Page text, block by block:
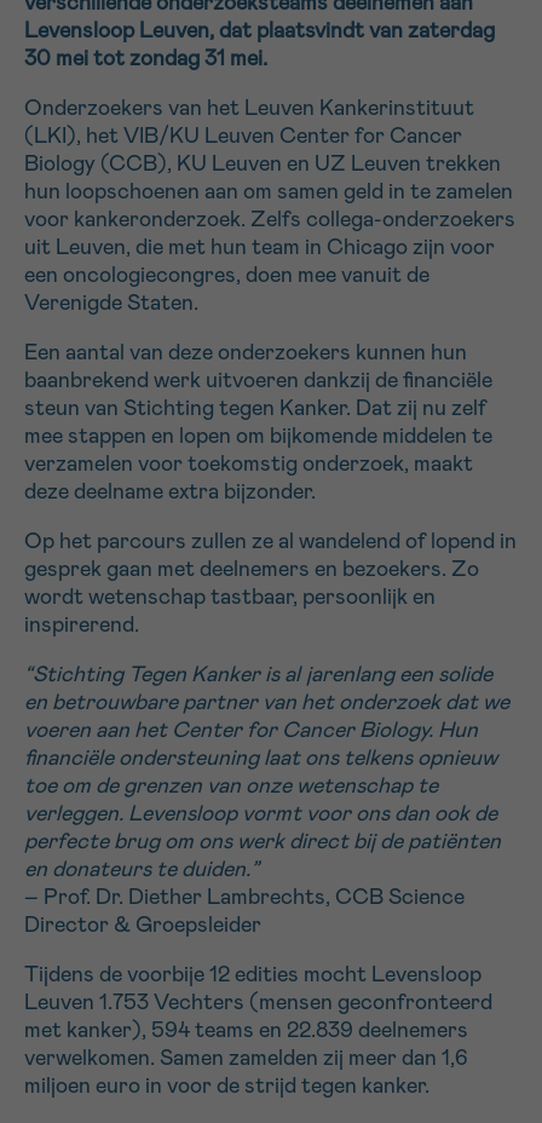
Levensloop Leuven, dat plaatsvindt van zaterdag
30 mei tot zondag 31 mei.
Onderzoekers van het Leuven Kankerinstituut
(LKI), het VIB/KU Leuven Center for Cancer
Biology (CCB), KU Leuven en UZ Leuven trekken
hun loopschoenen aan om samen geld in te zamelen
voor kankeronderzoek. Zelfs collega-onderzoekers
uit Leuven, die met hun team in Chicago zijn voor
een oncologiecongres, doen mee vanuit de
Verenigde Staten.
Een aantal van deze onderzoekers kunnen hun
baanbrekend werk uitvoeren dankzij de financiële
steun van Stichting tegen Kanker. Dat zij nu zelf
mee stappen en lopen om bijkomende middelen te
verzamelen voor toekomstig onderzoek, maakt
deze deelname extra bijzonder.
Op het parcours zullen ze al wandelend of lopend in
gesprek gaan met deelnemers en bezoekers. Zo
wordt wetenschap tastbaar, persoonlijk en
inspirerend.
“Stichting Tegen Kanker is al jarenlang een solide
en betrouwbare partner van het onderzoek dat we
voeren aan het Center for Cancer Biology. Hun
financiële ondersteuning laat ons telkens opnieuw
toe om de grenzen van onze wetenschap te
verleggen. Levensloop vormt voor ons dan ook de
perfecte brug om ons werk direct bij de patiënten
en donateurs te duiden.”
– Prof. Dr. Diether Lambrechts, CCB Science
Director & Groepsleider
Tijdens de voorbije 12 edities mocht Levensloop
Leuven 1.753 Vechters (mensen geconfronteerd
met kanker), 594 teams en 22.839 deelnemers
verwelkomen. Samen zamelden zij meer dan 1,6
miljoen euro in voor de strijd tegen kanker.
EMAIL
Ja, stuur mij de nieuwsbrief
Ik aanvaard degebruiksvoorwaarden
Sturen
16h-18h
Verder